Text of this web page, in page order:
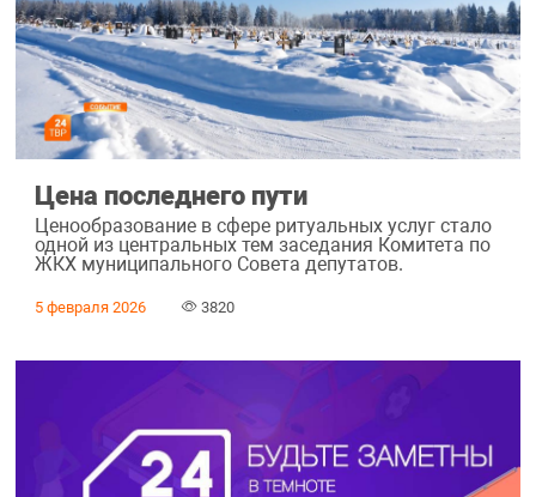
Цена последнего пути
Ценообразование в сфере ритуальных услуг стало
одной из центральных тем заседания Комитета по
ЖКХ муниципального Совета депутатов.
5 февраля 2026 3820